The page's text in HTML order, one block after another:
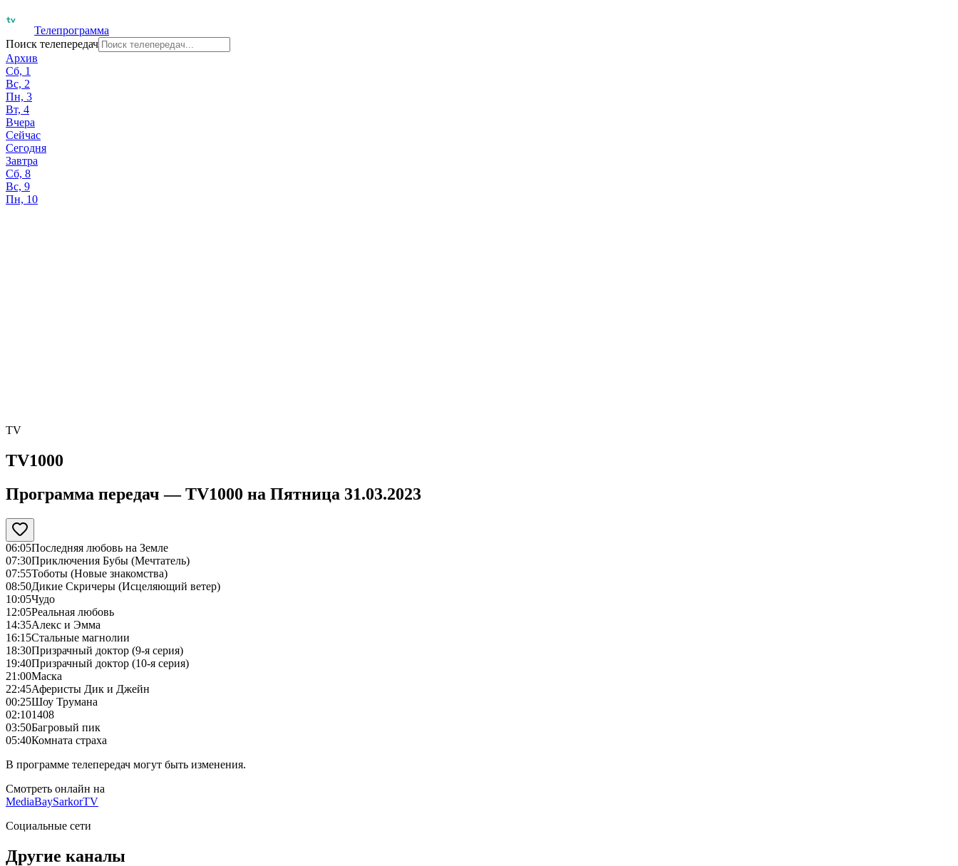
Телепрограмма
Поиск телепередач
Архив
Сб, 1
Вс, 2
Пн, 3
Вт, 4
Вчера
Сейчас
Сегодня
Завтра
Сб, 8
Вс, 9
Пн, 10
TV
TV1000
Программа передач —TV1000 на Пятница 31.03.2023
06:05Последняя любовь на Земле
07:30Приключения Бубы (Мечтатель)
07:55Тоботы (Новые знакомства)
08:50Дикие Скричеры (Исцеляющий ветер)
10:05Чудо
12:05Реальная любовь
14:35Алекс и Эмма
16:15Стальные магнолии
18:30Призрачный доктор (9-я серия)
19:40Призрачный доктор (10-я серия)
21:00Маска
22:45Аферисты Дик и Джейн
00:25Шоу Трумана
02:101408
03:50Багровый пик
05:40Комната страха
В программе телепередач могут быть изменения.
Смотреть онлайн на
MediaBaySarkorTV
Социальные сети
Другие каналы